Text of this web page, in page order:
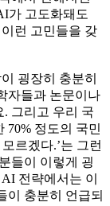
가 고도화돼도
런 고민들을 갖
굉장히 충분히
자들과 논문이나
그리고 우리 국
70% 정도의 국민
르겠다.’는 그런
들이 이렇게 굉
전략에서는 이
이 충분히 언급되